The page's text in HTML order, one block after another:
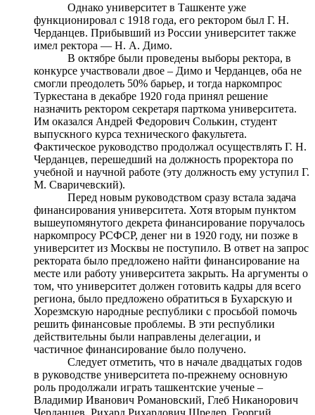
Однако университет в Ташкенте уже
функционировал с 1918 года, его ректором был Г. Н.
Черданцев. Прибывший из России университет также
имел ректора — Н. А. Димо.
В октябре были проведены выборы ректора, в
конкурсе участвовали двое – Димо и Черданцев, оба не
смогли преодолеть 50% барьер, и тогда наркомпрос
Туркестана в декабре 1920 года принял решение
назначить ректором секретаря парткома университета.
Им оказался Андрей Федорович Солькин, студент
выпускного курса технического факультета.
Фактическое руководство продолжал осуществлять Г. Н.
Черданцев, перешедший на должность проректора по
учебной и научной работе (эту должность ему уступил Г.
М. Сваричевский).
Перед новым руководством сразу встала задача
финансирования университета. Хотя вторым пунктом
вышеупомянутого декрета финансирование поручалось
наркомпросу РСФСР, денег ни в 1920 году, ни позже в
университет из Москвы не поступило. В ответ на запрос
ректората было предложено найти финансирование на
месте или работу университета закрыть. На аргументы о
том, что университет должен готовить кадры для всего
региона, было предложено обратиться в Бухарскую и
Хорезмскую народные республики с просьбой помочь
решить финансовые проблемы. В эти республики
действительны были направлены делегации, и
частичное финансирование было получено.
Следует отметить, что в начале двадцатых годов
в руководстве университета по-прежнему основную
роль продолжали играть ташкентские ученые –
Владимир Иванович Романовский, Глеб Никанорович
Черданцев, Рихард Рихардович Шредер, Георгий